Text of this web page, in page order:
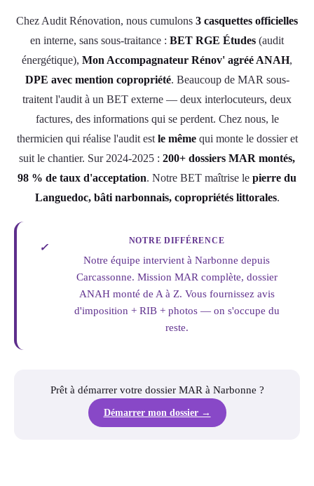
Chez Audit Rénovation, nous cumulons 3 casquettes officielles
en interne, sans sous-traitance : BET RGE Études (audit
énergétique), Mon Accompagnateur Rénov' agréé ANAH,
DPE avec mention copropriété. Beaucoup de MAR sous-
traitent l'audit à un BET externe — deux interlocuteurs, deux
factures, des informations qui se perdent. Chez nous, le
thermicien qui réalise l'audit est le mêmequi monte le dossier et
suit le chantier. Sur 2024-2025 : 200+ dossiers MAR montés,
98 % de taux d'acceptation. Notre BET maîtrise le pierre du
Languedoc, bâti narbonnais, copropriétés littorales.
✓
NOTRE DIFFÉRENCE
Notre équipe intervient à Narbonne depuis
Carcassonne. Mission MAR complète, dossier
ANAH monté de A à Z. Vous fournissez avis
d'imposition + RIB + photos — on s'occupe du
reste.
Prêt à démarrer votre dossier MAR à Narbonne ?
Démarrer mon dossier →